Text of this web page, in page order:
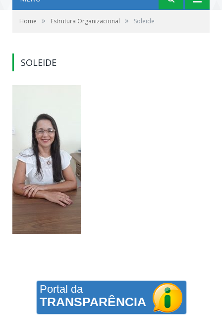
Home » Estrutura Organizacional » Soleide
SOLEIDE
Portal da
TRANSPARÊNCIA